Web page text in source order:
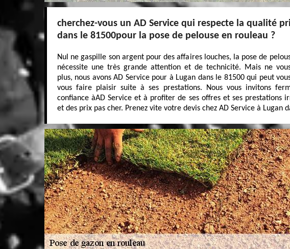
cherchez-vous un AD Service qui respecte la qualité
dans le 81500pour la pose de pelouse en rouleau ?
Nul ne gaspille son argent pour des affaires louches, la pose de
nécessite une très grande attention et de technicité. Mais ne
plus, nous avons AD Service pour à Lugan dans le 81500 qui peut
vous faire plaisir suite à ses prestations. Nous vous invitons
confiance àAD Service et à profiter de ses offres et ses prestations
et des prix pas cher. Prenez vite votre devis chez AD Service à Lugan